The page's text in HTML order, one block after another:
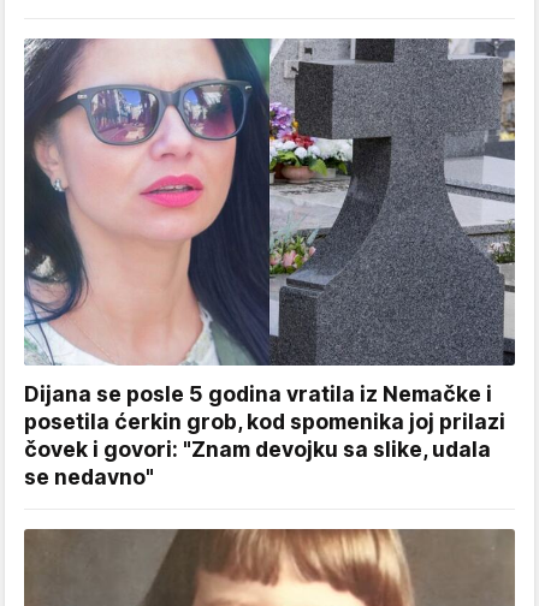
Dijana se posle 5 godina vratila iz Nemačke i
posetila ćerkin grob, kod spomenika joj prilazi
čovek i govori: "Znam devojku sa slike, udala
se nedavno"